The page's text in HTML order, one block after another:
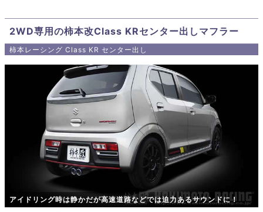
2WD専用の柿本改Class KRセンター出しマフラー
柿本レーシング Class KR センター出し
アイドリング時は静かだが高速道路などでは迫力あるサウンドに！